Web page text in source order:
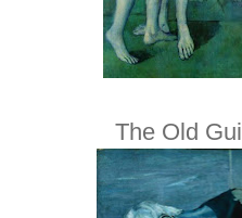
The Old